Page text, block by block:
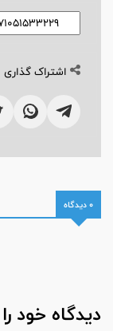
اشتراک گذاری
0 دیدگاه
دیدگاه خود